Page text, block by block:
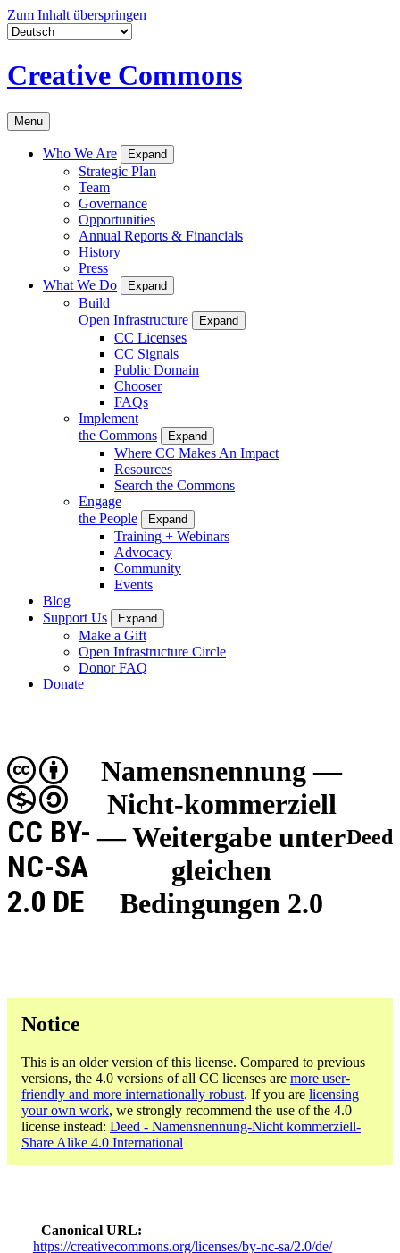
Zum Inhalt überspringen
Creative Commons
Menu
Who We Are Expand
Strategic Plan
Team
Governance
Opportunities
Annual Reports & Financials
History
Press
What We Do
Expand
Build
Open Infrastructure
Expand
CC Licenses
CC Signals
Public Domain
Chooser
FAQs
Implement
the Commons
Expand
Where CC Makes An Impact
Resources
Search the Commons
Engage
the People
Expand
Training + Webinars
Advocacy
Community
Events
Blog
Support Us
Expand
Make a Gift
Open Infrastructure Circle
Donor FAQ
Donate
Namensnennung —
Nicht-kommerziell
— Weitergabe unter
gleichen
Bedingungen 2.0
CC BY-
NC-SA
2.0 DE
Deed
Notice
This is an older version of this license. Compared to previous
versions, the 4.0 versions of all CC licenses are more user-
friendly and more internationally robust. If you are licensing
your own work, we strongly recommend the use of the 4.0
license instead: Deed - Namensnennung-Nicht kommerziell-
Share Alike 4.0 International
Canonical URL
https://creativecommons.org/licenses/by-nc-sa/2.0/de/